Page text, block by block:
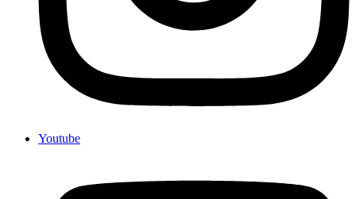
Youtube